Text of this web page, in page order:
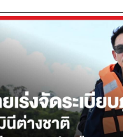
หม่ที่เปิดเผยมาในปี
นย่านอินฟราเรด แสงสี
สโตน นักดาราศาสตร์จ
ถจำแนกประเภทด้วยวิธี
จนทำให้สามารถระบุจุด
ละนำไปสู่การใช้ความ
ทียบการเดินของเข็มเวล